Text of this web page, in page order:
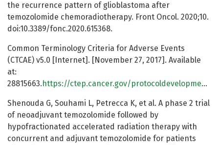
the recurrence pattern of glioblastoma after
temozolomide chemoradiotherapy. Front Oncol. 2020;10.
doi:10.3389/fonc.2020.615368.
Common Terminology Criteria for Adverse Events
(CTCAE) v5.0 [Internet]. [November 27, 2017]. Available
at:
28815663. https://ctep.cancer.gov/protocoldevelopment/electronic_applications/docs/ctcae_v5_quick_reference_5x7.pdf
Shenouda G, Souhami L, Petrecca K, et al. A phase 2 trial
of neoadjuvant temozolomide followed by
hypofractionated accelerated radiation therapy with
concurrent and adjuvant temozolomide for patients